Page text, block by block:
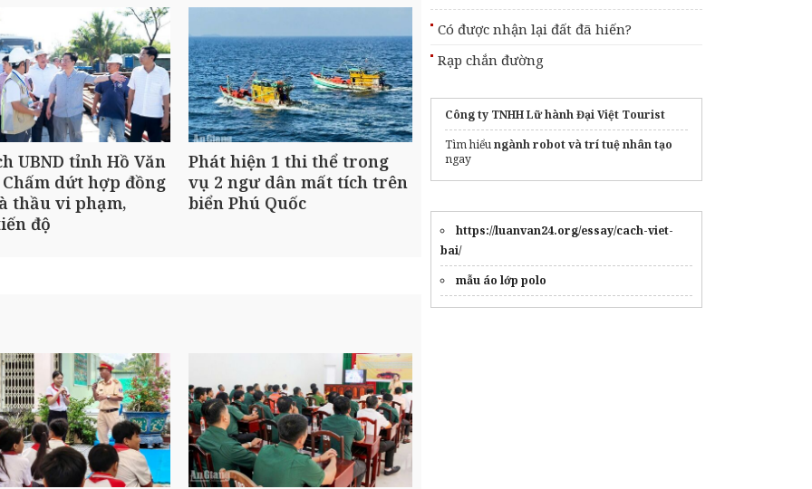
UBND tỉnh Hồ Văn
dứt hợp đồng
thầu vi phạm,
độ
Phát hiện 1 thi thể trong
vụ 2 ngư dân mất tích trên
biển Phú Quốc
Có được nhận lại đất đã hiến?
Rạp chắn đường
Công ty TNHH Lữ hành Đại Việt Tourist
Tìm hiểungành robot và trí tuệ nhân tạo
ngay
https://luanvan24.org/essay/cach-viet-
bai/
mẫu áo lớp polo